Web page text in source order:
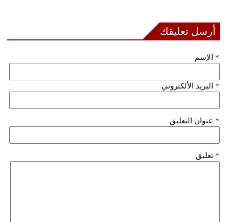
أرسل تعليقك
الإسم *
البريد الألكتروني *
عنوان التعليق *
تعليق *